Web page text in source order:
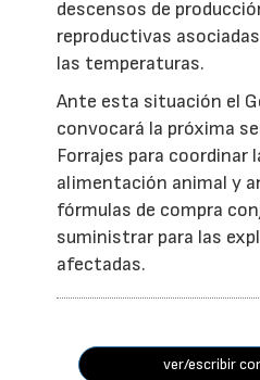
descensos de
reproductivas
las temperaturas.
Ante esta situación el
convocará la próxima
Forrajes para coordinar
alimentación animal y
fórmulas de compra
suministrar para las
afectadas.
ver/escribir